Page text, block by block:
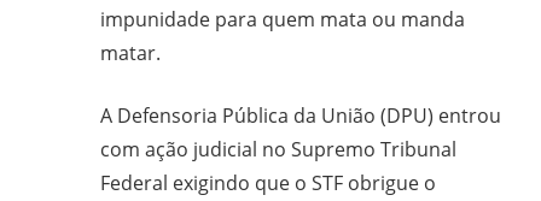
impunidade para quem mata ou manda
matar.
A Defensoria Pública da União (DPU) entrou
com ação judicial no Supremo Tribunal
Federal exigindo que o STF obrigue o